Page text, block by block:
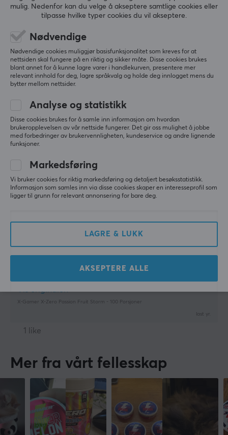
100 mg per porsjon
100 st
Farge
Lilla
Basert på 1 vurdering
5
3
2
1
0%
SKRIV ANMELDELSE
Relevans
Alle anmeldelser
Level 9
Ganking Knight
PC
Smaken
og setter seg på tennene. Brukte 4 måleskjeer i et
Bedre enn energidrikk, da man har mer energi i
løpet av dagen
Smaken.. ta en annen
X-Gamer X-Zero Passion Fruit Storm - 100 Porsjoner
last yr.
1 like
Mer fra vårt fellesskap
mulig. Nedenfor kan du velge å akseptere samtlige cookies eller
tilpasse hvilke typer cookies du vil akseptere.
Nødvendige
Nødvendige cookies muliggjør basisfunksjonalitet som kreves for at
nettsiden skal fungere på en riktig og sikker måte. Disse cookies brukes
blant annet for å kunne lagre varer i handlekurven, presentere mer
relevant innhold for deg, lagre språkvalg og holde deg innlogget mens du
bytter mellom nettsider.
Analyse og statistikk
Disse cookies brukes for å samle inn informasjon om hvordan
brukeropplevelsen av vår nettside fungerer. Det gir oss mulighet å jobbe
med forbedringer av brukervennligheten, kundeservice og andre lignende
funksjoner.
Markedsføring
Vi bruker cookies for riktig markedsføring og detaljert besøksstatistikk.
Informasjon som samles inn via disse cookies skaper en interesseprofil som
ligger til grunn for relevant annonsering for bare deg.
LAGRE & LUKK
AKSEPTERE ALLE